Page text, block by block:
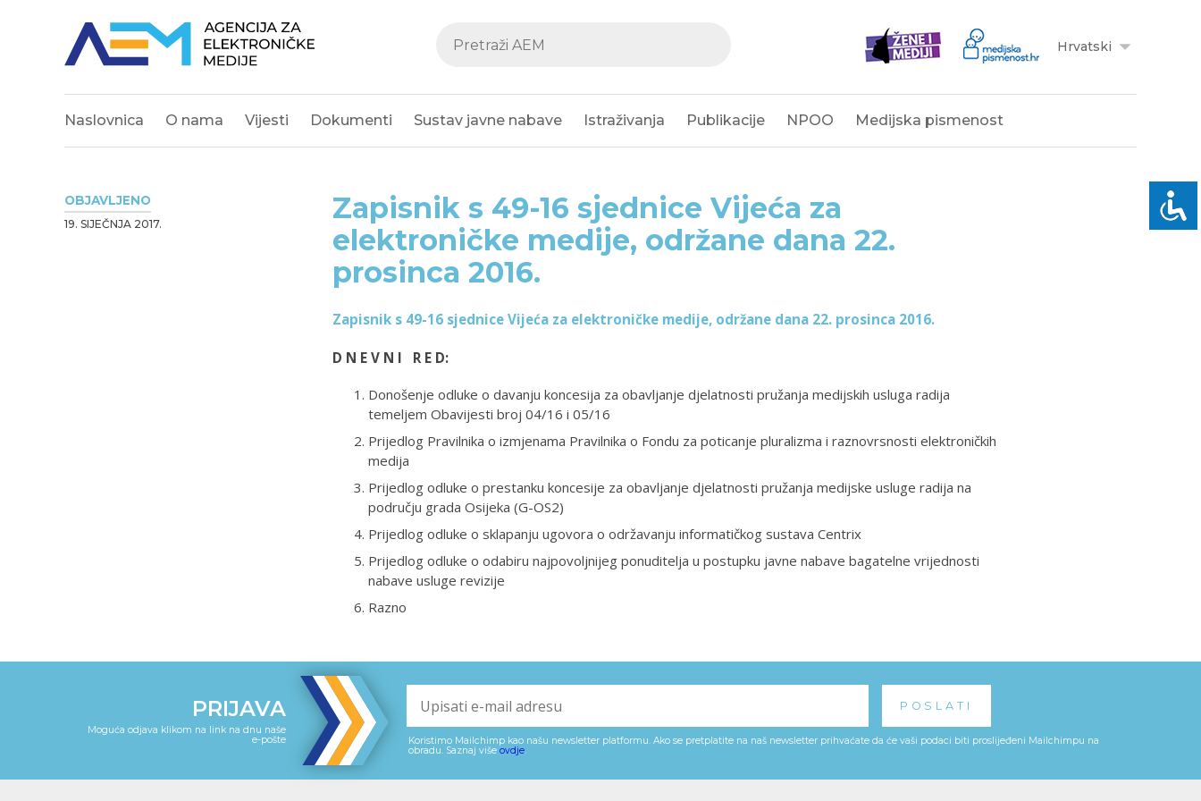
Hrvatski
Naslovnica O nama Vijesti Dokumenti Sustav javne nabave Istraživanja Publikacije NPOO Medijska pismenost
OBJAVLJENO
19. SIJEČNJA 2017.
Zapisnik s 49-16 sjednice Vijeća za
elektroničke medije, održane dana 22.
prosinca 2016.
Zapisnik s 49-16 sjednice Vijeća za elektroničke medije, održane dana 22. prosinca 2016.
D N E V N I R E D:
Donošenje odluke o davanju koncesija za obavljanje djelatnosti pružanja medijskih usluga radija
temeljem Obavijesti broj 04/16 i 05/16
Prijedlog Pravilnika o izmjenama Pravilnika o Fondu za poticanje pluralizma i raznovrsnosti elektroničkih
medija
Prijedlog odluke o prestanku koncesije za obavljanje djelatnosti pružanja medijske usluge radija na
području grada Osijeka (G-OS2)
Prijedlog odluke o sklapanju ugovora o održavanju informatičkog sustava Centrix
Prijedlog odluke o odabiru najpovoljnijeg ponuditelja u postupku javne nabave bagatelne vrijednosti
nabave usluge revizije
Razno
PRIJAVA
Moguća odjava klikom na link na dnu naše
e-pošte
Koristimo Mailchimp kao našu newsletter platformu. Ako se pretplatite na naš newsletter prihvaćate da će vaši podaci biti proslijeđeni Mailchimpu na
obradu. Saznaj više ovdje.